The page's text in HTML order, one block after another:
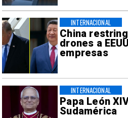
China
drones a
empresas
INTERNACIONAL
Papa León
Sudamérica
INTERNACIONAL